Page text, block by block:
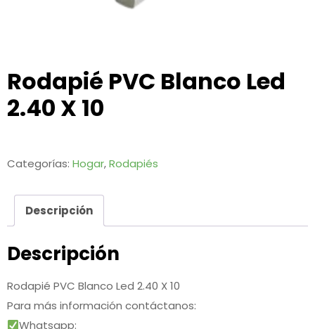
Rodapié PVC Blanco Led
2.40 X 10
Categorías: Hogar,Rodapiés
Descripción
Descripción
Rodapié PVC Blanco Led 2.40 X 10
Para más información contáctanos:
Whatsapp: